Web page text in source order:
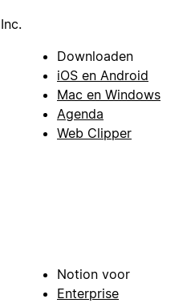
Downloaden
iOS en Android
Mac en Windows
Agenda
Web Clipper
Notion voor
Enterprise